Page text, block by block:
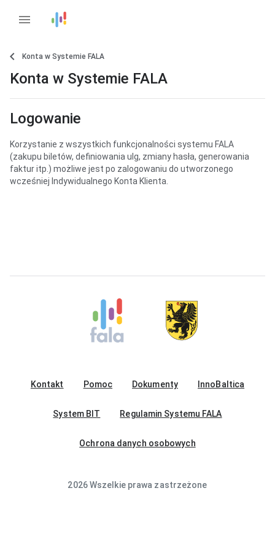
menu
Konta w Systemie FALA
Konta w Systemie FALA
Logowanie
Korzystanie z wszystkich funkcjonalności systemu FALA
(zakupu biletów, definiowania ulg, zmiany hasła, generowania
faktur itp.) możliwe jest po zalogowaniu do utworzonego
wcześniej Indywidualnego Konta Klienta.
Kontakt Pomoc Dokumenty InnoBaltica
System BIT Regulamin Systemu FALA
Ochrona danych osobowych
2026 Wszelkie prawa zastrzeżone